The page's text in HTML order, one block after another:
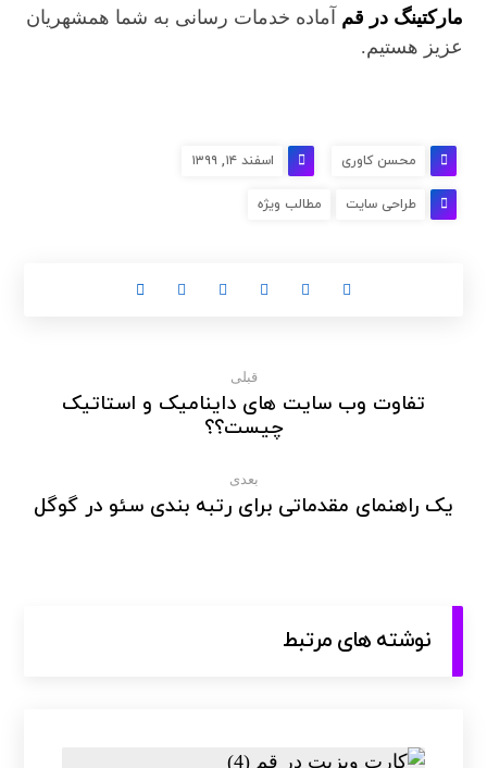
مارکتینگ در قم آماده خدمات رسانی به شما همشهریان
عزیز هستیم.
محسن کاوری اسفند ۱۴, ۱۳۹۹
طراحی سایت مطالب ویژه
قبلی
تفاوت وب سایت های داینامیک و استاتیک
چیست؟؟
بعدی
یک راهنمای مقدماتی برای رتبه بندی سئو در گوگل
نوشته های مرتبط